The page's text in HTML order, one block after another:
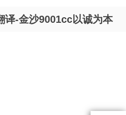
译-金沙9001cc以诚为本